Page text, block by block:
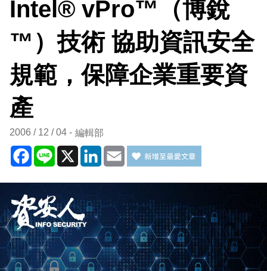
Intel® vPro™（博銳
™）技術 協助資訊安全
規範，保障企業重要資
產
2006 / 12 / 04 編輯部
Facebook
Line X LinkedIn
Email